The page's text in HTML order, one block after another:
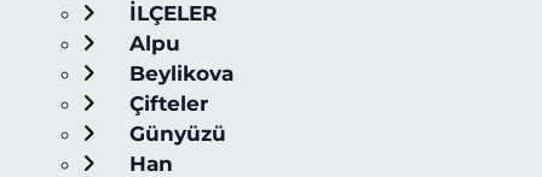
İLÇELER
Alpu
Beylikova
Çifteler
Günyüzü
Han